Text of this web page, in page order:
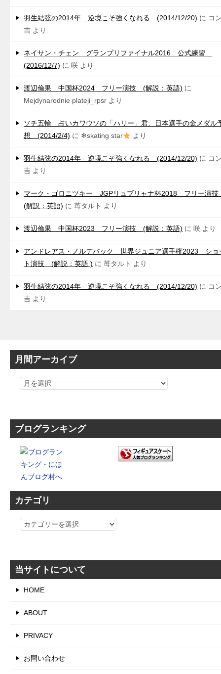
羽生結弦の2014年 逆境こそ強くなれる (2014/12/20) に コ
吉 より
ネイサン・チェン グランプリファイナル2016 公式練習
(2016/12/7) に 咲 より
渡辺倫果 中国杯2024 フリー演技 (解説：英語) に
Mejdynarodnie plateji_rpsr より
ソチ五輪 占いカワウソの「ハリー」君、日本選手の金メダル
想 (2014/2/4) に ❄skating star より
羽生結弦の2014年 逆境こそ強くなれる (2014/12/20) に コ
吉 より
マーク・ゴロニツキー JGPリュブリャナ杯2018 フリー演
(解説：英語) に 苺タルト より
渡辺倫果 中国杯2023 フリー演技 (解説：英語) に 咲 より
アンドレアス・ノルデバック 世界ジュニア選手権2023 ショ
ト演技 (解説：英語 ) に 苺タルト より
羽生結弦の2014年 逆境こそ強くなれる (2014/12/20) に コ
吉 より
月間アーカイブ
ブログランキング
カテゴリ
カ
リ
当サイトについて
HOME
ABOUT
PRIVACY
お問い合わせ